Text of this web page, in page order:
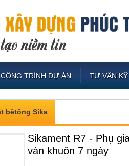
CÔNG TRÌNH DỰ ÁN TƯ VẤN
bêtông Sika
Sikament R7 - Phụ
ván khuôn 7 ngày